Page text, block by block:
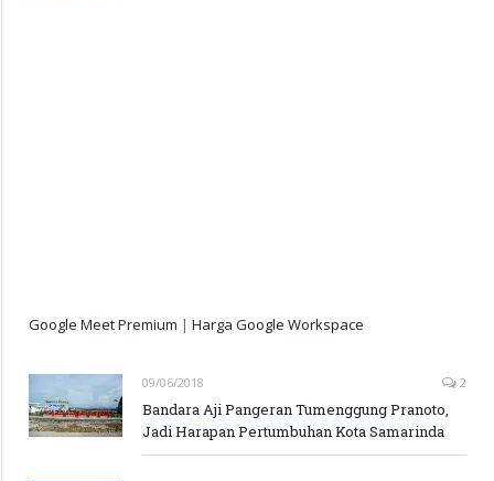
Google Meet Premium | Harga Google Workspace
09/06/2018 2
Bandara Aji Pangeran Tumenggung Pranoto,
Jadi Harapan Pertumbuhan Kota Samarinda